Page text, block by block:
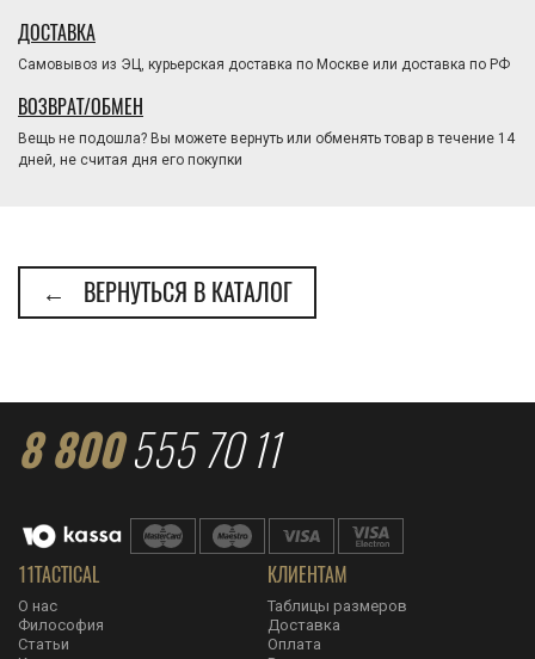
ДОСТАВКА
Самовывоз из ЭЦ, курьерская доставка по Москве или доставка по РФ
ВОЗВРАТ/ОБМЕН
Вещь не подошла? Вы можете вернуть или обменять товар в течение 14
дней, не считая дня его покупки
← ВЕРНУТЬСЯ В КАТАЛОГ
8 800555 70 11
11TACTICAL
О нас
Философия
Статьи
КЛИЕНТАМ
Таблицы размеров
Доставка
Оплата